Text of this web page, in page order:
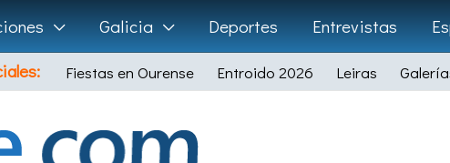
Galicia Deportes Entrevistas
Fiestas en Ourense Entroido 2026 Leiras